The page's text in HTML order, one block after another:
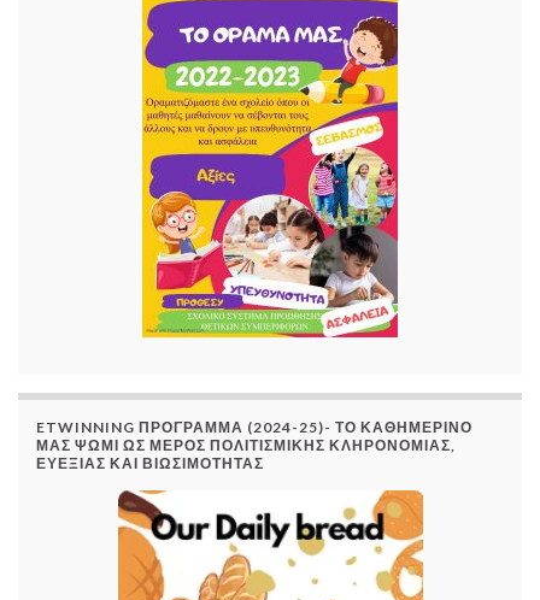
ETWINNING ΠΡΟΓΡΑΜΜΑ (2024-25)- ΤΟ ΚΑΘΗΜΕΡΙΝΟ
ΜΑΣ ΨΩΜΙ ΩΣ ΜΕΡΟΣ ΠΟΛΙΤΙΣΜΙΚΗΣ ΚΛΗΡΟΝΟΜΙΑΣ,
ΕΥΕΞΙΑΣ ΚΑΙ ΒΙΩΣΙΜΟΤΗΤΑΣ